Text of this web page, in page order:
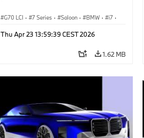
G70 LCI · 7 Series · Saloon · BMW · i7 ·
Thu Apr 23 13:59:39 CEST 2026
1.62 MB